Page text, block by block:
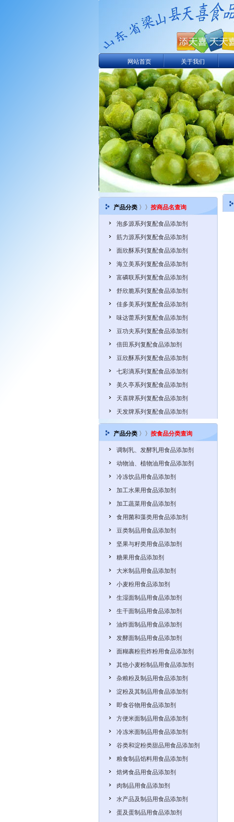
网站首页 关于我们
产品分类 〉〉 按商品名查询
泡多源系列复配食品添加剂
筋力源系列复配食品添加剂
面欣酥系列复配食品添加剂
海立美系列复配食品添加剂
富磷联系列复配食品添加剂
舒欣脆系列复配食品添加剂
佳多美系列复配食品添加剂
味达蕾系列复配食品添加剂
豆功夫系列复配食品添加剂
倍田系列复配食品添加剂
豆欣酥系列复配食品添加剂
七彩滴系列复配食品添加剂
美久亭系列复配食品添加剂
天喜牌系列复配食品添加剂
天发牌系列复配食品添加剂
产品分类 〉〉 按食品分类查询
调制乳、发酵乳用食品添加剂
动物油、植物油用食品添加剂
冷冻饮品用食品添加剂
加工水果用食品添加剂
加工蔬菜用食品添加剂
食用菌和藻类用食品添加剂
豆类制品用食品添加剂
坚果与籽类用食品添加剂
糖果用食品添加剂
大米制品用食品添加剂
小麦粉用食品添加剂
生湿面制品用食品添加剂
生干面制品用食品添加剂
油炸面制品用食品添加剂
发酵面制品用食品添加剂
面糊裹粉煎炸粉用食品添加剂
其他小麦粉制品用食品添加剂
杂粮粉及制品用食品添加剂
淀粉及其制品用食品添加剂
即食谷物用食品添加剂
方便米面制品用食品添加剂
冷冻米面制品用食品添加剂
谷类和淀粉类甜品用食品添加剂
粮食制品馅料用食品添加剂
焙烤食品用食品添加剂
肉制品用食品添加剂
水产品及制品用食品添加剂
蛋及蛋制品用食品添加剂